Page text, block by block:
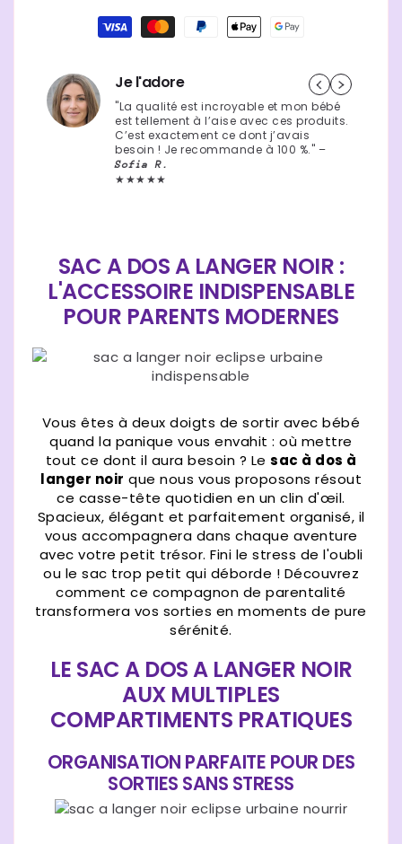
54,90 €
urbaine
noir
urbaine
Je l'adore
"La qualité est incroyable et mon bébé
est tellement à l’aise avec ces produits.
C’est exactement ce dont j’avais
besoin ! Je recommande à 100 %." –
Sofia R.
★★★★★
SAC A DOS A LANGER NOIR :
L'ACCESSOIRE INDISPENSABLE
POUR PARENTS MODERNES
Vous êtes à deux doigts de sortir avec bébé
quand la panique vous envahit : où mettre
tout ce dont il aura besoin ? Le sac à dos à
langer noir que nous vous proposons résout
ce casse-tête quotidien en un clin d'œil.
Spacieux, élégant et parfaitement organisé, il
vous accompagnera dans chaque aventure
avec votre petit trésor. Fini le stress de l'oubli
ou le sac trop petit qui déborde ! Découvrez
comment ce compagnon de parentalité
transformera vos sorties en moments de pure
sérénité.
LE SAC A DOS A LANGER NOIR
AUX MULTIPLES
COMPARTIMENTS PRATIQUES
ORGANISATION PARFAITE POUR DES
SORTIES SANS STRESS